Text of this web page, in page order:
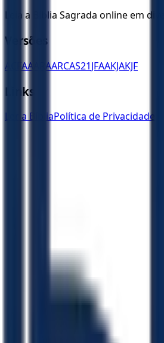
Leia a Bíblia Sagrada online em
Versões
ACFAA ARAARCAS21JFAAKJAKJF
Links
Ler a BíbliaPolítica de Privacidade